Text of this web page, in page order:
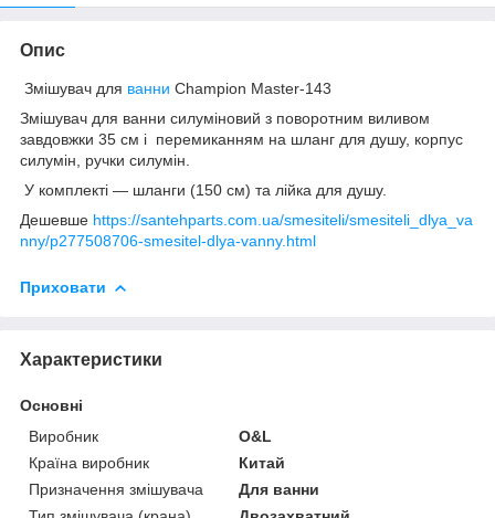
Опис
Змішувач для ванни Champion Master-143
Змішувач для ванни силуміновий з поворотним виливом
завдовжки 35 см і перемиканням на шланг для душу, корпус
силумін, ручки силумін.
У комплекті — шланги (150 см) та лійка для душу.
Дешевше https://santehparts.com.ua/smesiteli/smesiteli_dlya_va
nny/p277508706-smesitel-dlya-vanny.html
Приховати
Характеристики
Основні
Виробник
O&L
Країна виробник
Китай
Призначення змішувача
Для ванни